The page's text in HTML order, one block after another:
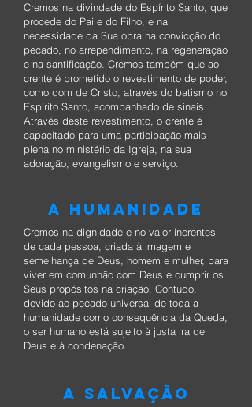
Cremos na divindade do Espírito Santo, que
procede do Pai e do Filho, e na
necessidade da Sua obra na convicção do
pecado, no arrependimento, na regeneração
e na santificação. Cremos também que ao
crente é prometido o revestimento de poder,
como dom de Cristo, através do batismo no
Espírito Santo, acompanhado de sinais.
Através deste revestimento, o crente é
capacitado para uma participação mais
plena no ministério da Igreja, na sua
adoração, evangelismo e serviço.
A HUMANIDADE
Cremos na dignidade e no valor inerentes
de cada pessoa, criada à imagem e
semelhança de Deus, homem e mulher, para
viver em comunhão com Deus e cumprir os
Seus propósitos na criação. Contudo,
devido ao pecado universal de toda a
humanidade como consequência da Queda,
o ser humano está sujeito à justa ira de
Deus e à condenação.
A SALVAÇÃO